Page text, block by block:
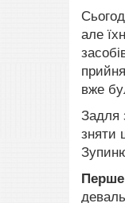
але
вже
Задля
зняти
Перше